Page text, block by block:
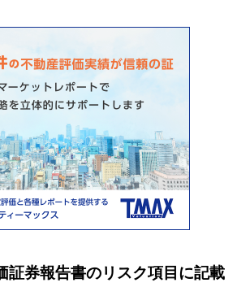
証券報告書のリスク項目に記載